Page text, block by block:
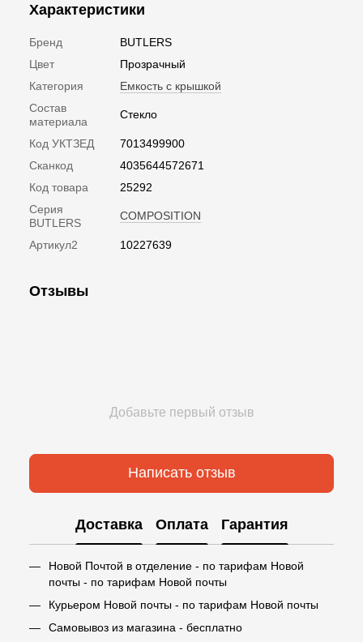
Характеристики
Бренд
BUTLERS
Цвет
Прозрачный
Категория
Емкость с крышкой
Состав
материала
Стекло
Код УКТЗЕД
7013499900
Сканкод
4035644572671
Код товара
25292
Серия
BUTLERS
COMPOSITION
Артикул2 10227639
Отзывы
Добавьте первый отзыв
Написать отзыв
Доставка Оплата Гарантия
Новой Почтой в отделение - по тарифам Новой
почты - по тарифам Новой почты
Курьером Новой почты - по тарифам Новой почты
Самовывоз из магазина - бесплатно